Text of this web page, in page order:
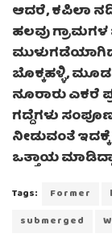
ಆದರೆ, ಕಪಿಲಾ
ಹಲವು ಗ್ರಾಮಗಳ
ಬೊಕ್ಕಹಳ್ಳಿ,
ನೂರಾರು ಎಕರೆ
ಗದ್ದೆಗಳು
ನೀಡುವಂತೆ
ಒತ್ತಾಯ
Tags: Former
submerged